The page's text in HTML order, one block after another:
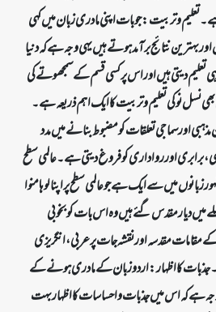
تعلیم و تربیت: جو بات اپنی مادری زبان میں کہی
نتائج برآمد ہوتے ہیں یہی وجہ ہے کہ دنیا
تعلیم دیتی ہیں اور اس پر کسی قسم کے سمجھوتے کی
نسل نو کی تعلیم و تربیت کا ایک اہم ذریعہ ہے۔
اور سماجی تعلقات کو مضبوط بنانے میں مدد
برابری اور رواداری کو فروغ دیتی ہے۔ عالمی سطح
زبانوں میں سے ایک ہے جو عالمی سطح پر اپنا لوہا منوا
دیار مقدس گئے ہیں وہ اس بات کو بخوبی
مقدسہ اور نقشہ جات پر عربی ، انگریزی
جذبات کا اظہار: اردو زبان کے مادری ہونے کے
ہے کہ اس میں جذبات و احساسات کا اظہار بہت